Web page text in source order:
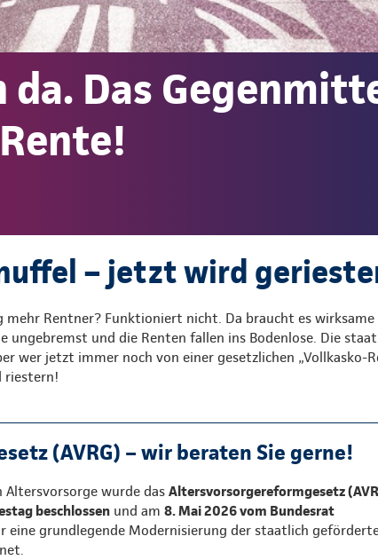
Das
– jetzt wird
mehr Rentner? Funktioniert nicht. Da braucht es wirksame
ungebremst und die Renten fallen ins Bodenlose. Die
wer jetzt immer noch von einer gesetzlichen „Vollkasko-
riestern!
(AVRG) – wir beraten Sie gerne!
wurde das Altersvorsorgereformgesetz
beschlossenund am 8. Mai 2026 vom Bundesrat
eine grundlegende Modernisierung der staatlich